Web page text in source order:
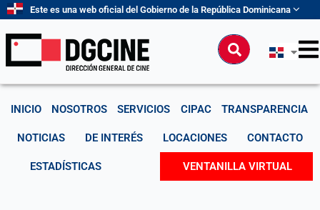
contenido
Este es una web oficial del Gobierno de la República Dominicana
Buscar
INICIO NOSOTROS SERVICIOS CIPAC TRANSPARENCIA
NOTICIAS DE INTERÉS LOCACIONES CONTACTO
ESTADÍSTICAS VENTANILLA VIRTUAL